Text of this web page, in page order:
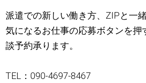
派遣での新しい働き方、ZIPと一
気になるお仕事の応募ボタンを押
談予約承ります。
TEL：090-4697-8467